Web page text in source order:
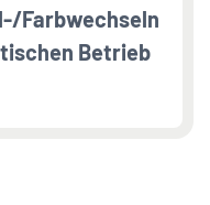
Farbwechseln
Betrieb